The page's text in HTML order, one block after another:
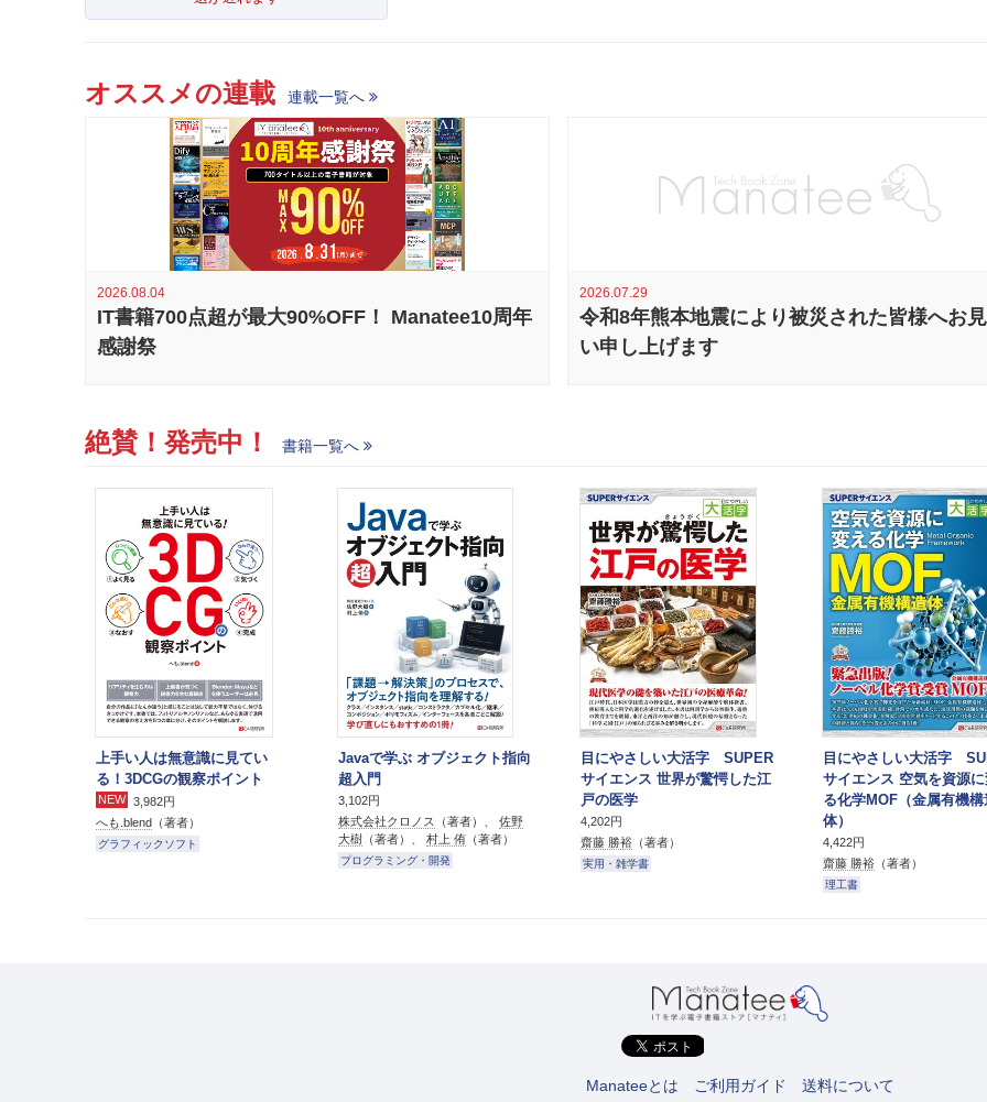
オススメの連載 連載一覧へ
2026.08.04
IT書籍700点超が最大90%OFF！ Manatee10周年
感謝祭
2026.07.29
令和8年熊本地震により被災された皆様へお
い申し上げます
絶賛！発売中！ 書籍一覧へ
上手い人は無意識に見てい
る！3DCGの観察ポイント
NEW 3,982円
へも.blend （著者）
グラフィックソフト
Javaで学ぶ オブジェクト指向
超入門
3,102円
株式会社クロノス
（著者）、 佐野
大樹 （著者）、 村上 侑 （著者）
プログラミング・開発
目にやさしい大活字 SUPER
サイエンス 世界が驚愕した江
戸の医学
4,202円
齋藤 勝裕 （著者）
実用・雑学書
目にやさしい大活字
サイエンス 空気を資源
る化学MOF（金属有機構
体）
4,422円
齋藤 勝裕 （著者）
理工書
Manateeとは ご利用ガイド 送料について